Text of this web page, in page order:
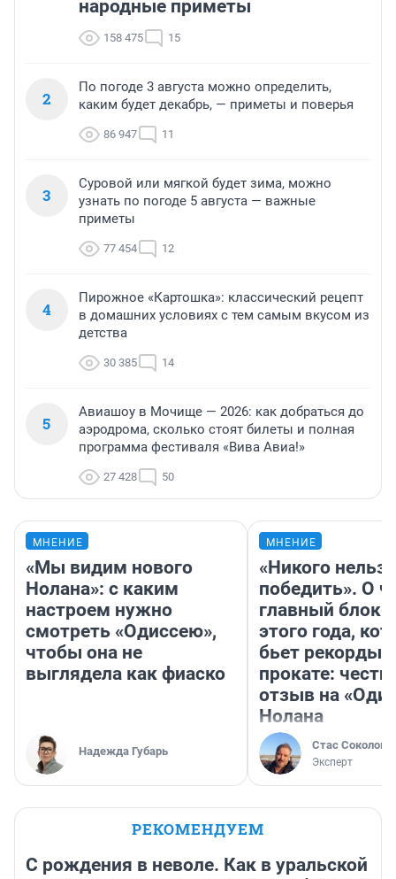
народные приметы
158 475 15
2
По погоде 3 августа можно определить,
каким будет декабрь, — приметы и поверья
86 947 11
3
Суровой или мягкой будет зима, можно
узнать по погоде 5 августа — важные
приметы
77 454 12
4
Пирожное «Картошка»: классический рецепт
в домашних условиях с тем самым вкусом из
детства
30 385 14
5
Авиашоу в Мочище — 2026: как добраться до
аэродрома, сколько стоят билеты и полная
программа фестиваля «Вива Авиа!»
27 428 50
МНЕНИЕ
«Мы видим нового
Нолана»: с каким
настроем нужно
смотреть «Одиссею»,
чтобы она не
выглядела как фиаско
Надежда Губарь
МНЕНИЕ
«Никого нельзя
победить». О
главный
этого года,
бьет рекорды в
прокате:
отзыв на
Нолана
Стас Соколов
Эксперт
РЕКОМЕНДУЕМ
С рождения в неволе. Как в уральской